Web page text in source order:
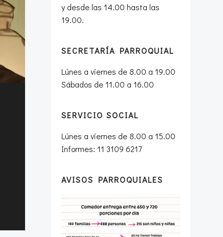
y desde las 14.00 hasta las
19.00.
SECRETARÍA PARROQUIAL
Lúnes a viernes de 8.00 a 19.00
Sábados de 11.00 a 16.00
SERVICIO SOCIAL
Lúnes a viernes de 8.00 a 15.00
Informes: 11 3109 6217
AVISOS PARROQUIALES